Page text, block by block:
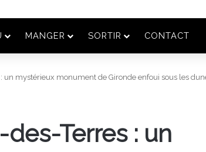
MANGER SORTIR CONTACT
un mystérieux monument de Gironde enfoui sous les
Terres : un